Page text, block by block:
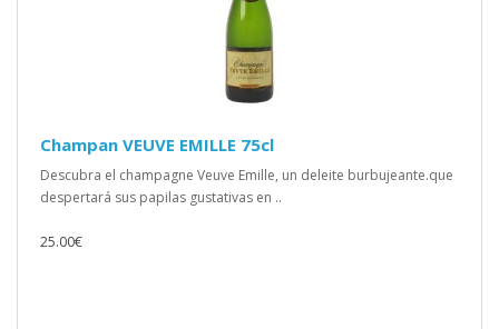
Champan VEUVE EMILLE 75cl
Descubra el champagne Veuve Emille, un deleite burbujeante.que
despertará sus papilas gustativas en ..
25.00€